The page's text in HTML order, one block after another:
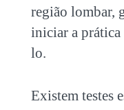
região lombar,
iniciar a prática
lo.
Existem testes